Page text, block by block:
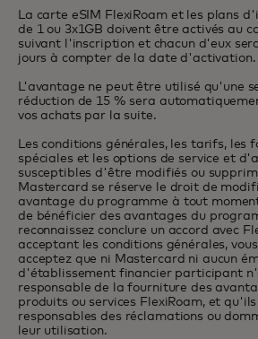
La carte eSIM FlexiRoam et les plans
de 1 ou 3x1GB doivent être activés au
suivant l'inscription et chacun d'eux
jours à compter de la date d'activation.
L'avantage ne peut être utilisé qu'une
réduction de 15 % sera
vos achats par la suite.
Les conditions générales, les tarifs, les
spéciales et les options de service et
susceptibles d'être modifiés ou
Mastercard se réserve le droit de
avantage du programme à tout
de bénéficier des avantages du
reconnaissez conclure un accord avec
acceptant les conditions générales,
acceptez que ni Mastercard ni aucun
d'établissement financier participant
responsable de la fourniture des
produits ou services FlexiRoam, et
responsables des réclamations ou
leur utilisation.